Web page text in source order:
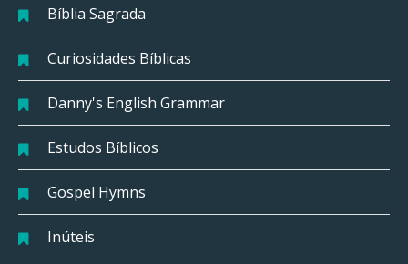
Bíblia Sagrada
Curiosidades Bíblicas
Danny's English Grammar
Estudos Bíblicos
Gospel Hymns
Inúteis